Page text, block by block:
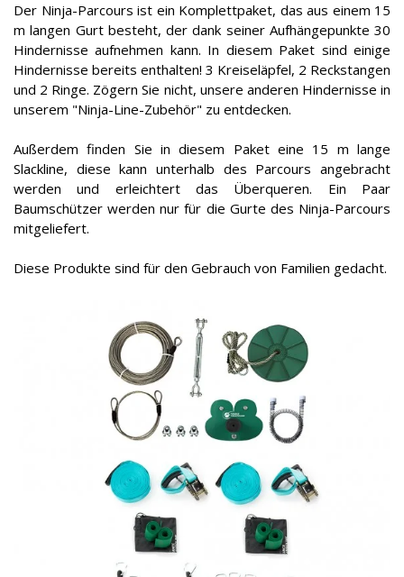
Der Ninja-Parcours ist ein Komplettpaket, das aus einem 15
m langen Gurt besteht, der dank seiner Aufhängepunkte 30
Hindernisse aufnehmen kann. In diesem Paket sind einige
Hindernisse bereits enthalten! 3 Kreiseläpfel, 2 Reckstangen
und 2 Ringe. Zögern Sie nicht, unsere anderen Hindernisse in
unserem "Ninja-Line-Zubehör" zu entdecken.
Außerdem finden Sie in diesem Paket eine 15 m lange
Slackline, diese kann unterhalb des Parcours angebracht
werden und erleichtert das Überqueren. Ein Paar
Baumschützer werden nur für die Gurte des Ninja-Parcours
mitgeliefert.
Diese Produkte sind für den Gebrauch von Familien gedacht.